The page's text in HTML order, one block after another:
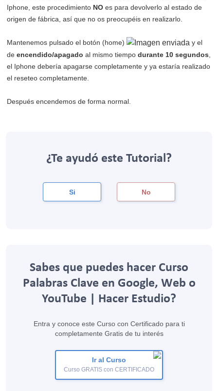
Iphone, este procedimiento NO es para devolverlo al estado de
origen de fábrica, así que no os preocupéis en realizarlo.
Mantenemos pulsado el botón (home)
y el
de encendido/apagado al mismo tiempo durante 10 segundos
el Iphone debería apagarse completamente y ya estaría realizado
el reseteo completamente.
Después encendemos de forma normal.
¿Te ayudó este Tutorial?
Si No
Sabes que puedes hacer Curso
Palabras Clave en Google, Web o
YouTube | Hacer Estudio?
Entra y conoce este Curso con Certificado para ti
completamente Gratis de tu interés
Ir al Curso
Curso GRATIS con CERTIFICADO